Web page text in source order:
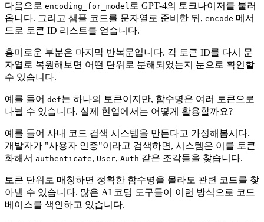
다음으로 encoding_for_model 로 GPT-4의 토크나이저를 불러
옵니다. 그리고 샘플 코드를 문자열로 준비한 뒤, encode 메서
드로 토큰 ID 리스트를 얻습니다.
흥미로운 부분은 마지막 반복문입니다. 각 토큰 ID를 다시 문
자열로 복원해보면 어떤 단위로 분해되었는지 눈으로 확인할
수 있습니다.
예를 들어 def는 하나의 토큰이지만, 함수명은 여러 토큰으로
나뉠 수 있습니다. 실제 현업에서는 어떻게 활용할까요?
예를 들어 사내 코드 검색 시스템을 만든다고 가정해봅시다.
개발자가 "사용자 인증"이라고 검색하면, 시스템은 이를 토큰
화해서 authenticate, User, Auth 같은 조각들을 찾습니다.
토큰 단위로 매칭하면 정확한 함수명을 몰라도 관련 코드를 찾
아낼 수 있습니다. 많은 AI 코딩 도구들이 이런 방식으로 코드
베이스를 색인하고 있습니다.